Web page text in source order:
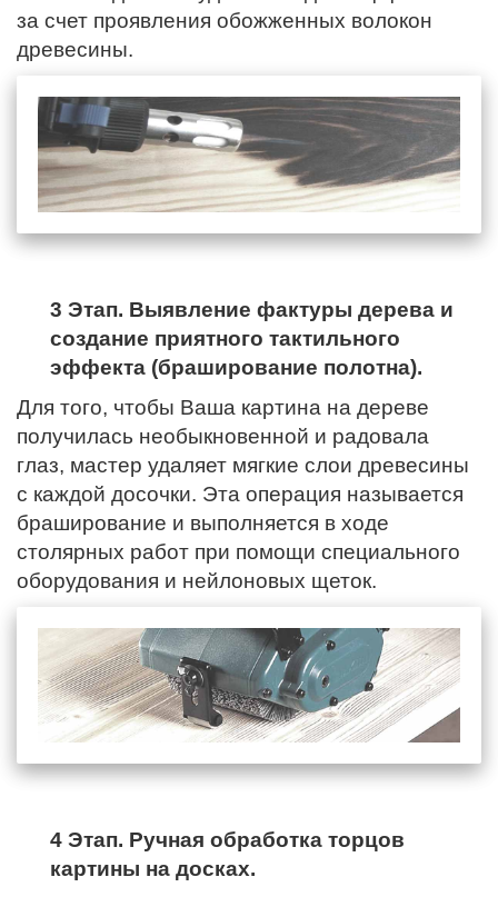
за счет проявления обожженных волокон
древесины.
3 Этап. Выявление фактуры дерева и
создание приятного тактильного
эффекта (браширование полотна).
Для того, чтобы Ваша картина на дереве
получилась необыкновенной и радовала
глаз, мастер удаляет мягкие слои древесины
с каждой досочки. Эта операция называется
браширование и выполняется в ходе
столярных работ при помощи специального
оборудования и нейлоновых щеток.
4 Этап. Ручная обработка торцов
картины на досках.